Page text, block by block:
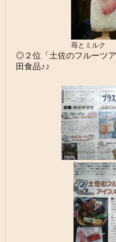
苺とミルク
◎２位「土佐のフルーツ
田食品♪♪